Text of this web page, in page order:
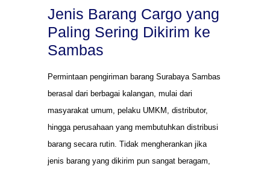
Jenis Barang Cargo yang
Paling Sering Dikirim ke
Sambas
Permintaan pengiriman barang Surabaya Sambas
berasal dari berbagai kalangan, mulai dari
masyarakat umum, pelaku UMKM, distributor,
hingga perusahaan yang membutuhkan distribusi
barang secara rutin. Tidak mengherankan jika
jenis barang yang dikirim pun sangat beragam,